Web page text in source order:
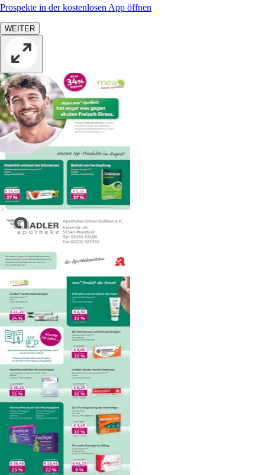
Prospekte in der kostenlosen App öffnen
WEITER